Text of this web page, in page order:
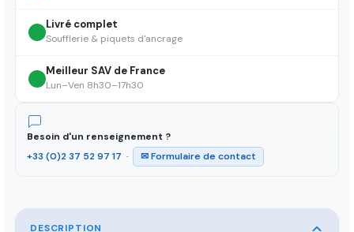
Livré complet
Soufflerie & piquets d'ancrage
Meilleur SAV de France
Lun–Ven 8h30–17h30
Besoin d'un renseignement ?
+33 (0)2 37 52 97 17 · ✉ Formulaire de contact
DESCRIPTION